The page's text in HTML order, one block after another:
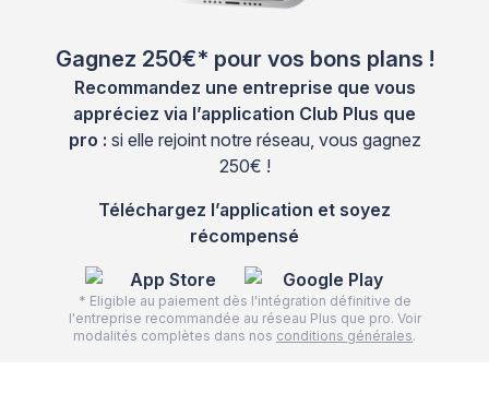
Gagnez 250€* pour vos bons plans !
Recommandez une entreprise que vous
appréciez via l’application Club Plus que
pro : si elle rejoint notre réseau, vous gagnez
250€ !
Téléchargez l’application et soyez
récompensé
* Eligible au paiement dès l'intégration définitive de
l'entreprise recommandée au réseau Plus que pro. Voir
modalités complètes dans nos conditions générales.